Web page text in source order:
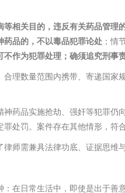
等相关目的，违反有关药品管理
药品的，不以毒品犯罪论处 ；情
不作为犯罪处理；确须追究刑事
合理数量范围内携带、寄递国
神药品实施抢劫、强奸等犯罪
罪处罚。案件存在其他情形，符
律师需兼具法律功底、证据思维
：在日常生活中，即使是出于善